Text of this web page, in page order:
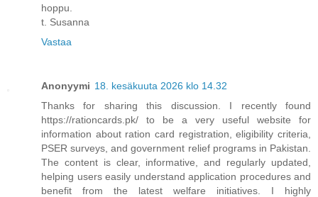
hoppu.
t. Susanna
Vastaa
Anonyymi 18. kesäkuuta 2026 klo 14.32
Thanks for sharing this discussion. I recently found
https://rationcards.pk/ to be a very useful website for
information about ration card registration, eligibility criteria,
PSER surveys, and government relief programs in Pakistan.
The content is clear, informative, and regularly updated,
helping users easily understand application procedures and
benefit from the latest welfare initiatives. I highly